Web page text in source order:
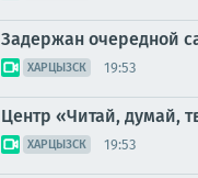
Задержан очередной
ХАРЦЫЗСК 19:53
Центр «Читай, думай,
ХАРЦЫЗСК 19:53